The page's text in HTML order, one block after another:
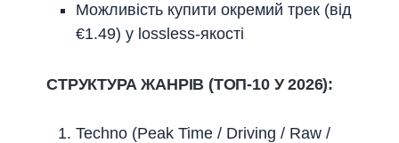
Можливість купити окремий трек (від
€1.49) у lossless-якості
СТРУКТУРА ЖАНРІВ (ТОП-10 У 2026):
Techno (Peak Time / Driving / Raw /